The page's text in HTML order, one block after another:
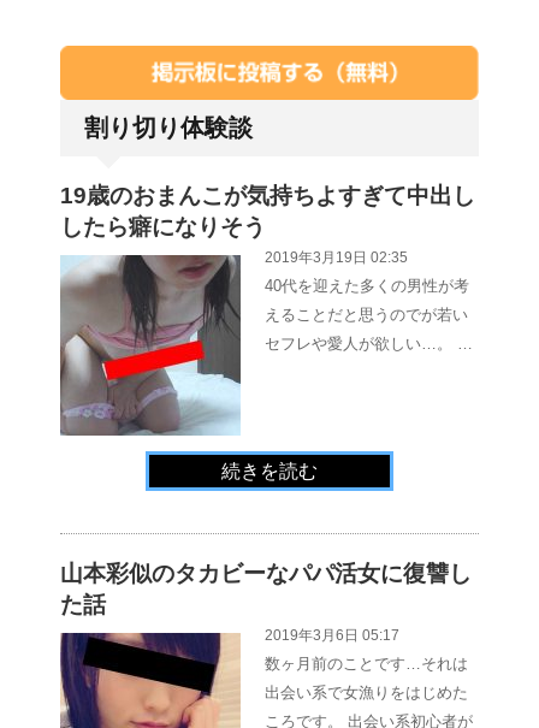
割り切り体験談
19歳のおまんこが気持ちよすぎて中出し
したら癖になりそう
2019年3月19日 02:35
40代を迎えた多くの男性が考
えることだと思うのでが若い
セフレや愛人が欲しい…。 …
続きを読む
山本彩似のタカビーなパパ活女に復讐し
た話
2019年3月6日 05:17
数ヶ月前のことです…それは
出会い系で女漁りをはじめた
ころです。 出会い系初心者が